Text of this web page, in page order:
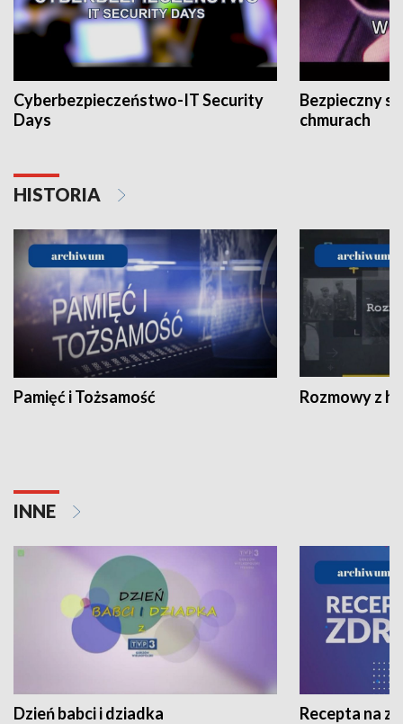
Cyberbezpieczeństwo-IT Security
Days
Bezpieczny
chmurach
HISTORIA
Pamięć i Tożsamość Rozmowy z
INNE
Dzień babci i dziadka Recepta na